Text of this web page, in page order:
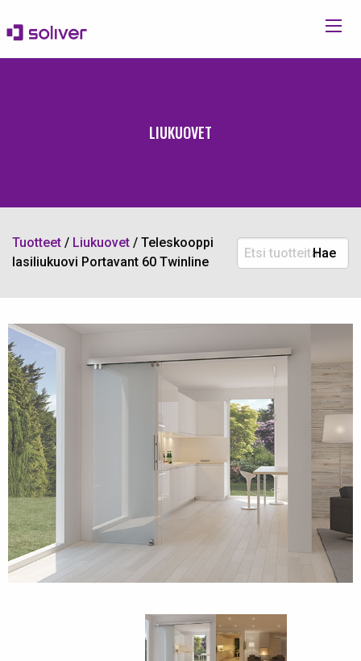
LIUKUOVET
Tuotteet / Liukuovet / Teleskooppi
lasiliukuovi Portavant 60 Twinline
Etsi
tuotteita:
Hae